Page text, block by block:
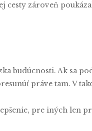
cesty zároveň
budúcnosti. Ak sa
práve tam. V
pre iných len